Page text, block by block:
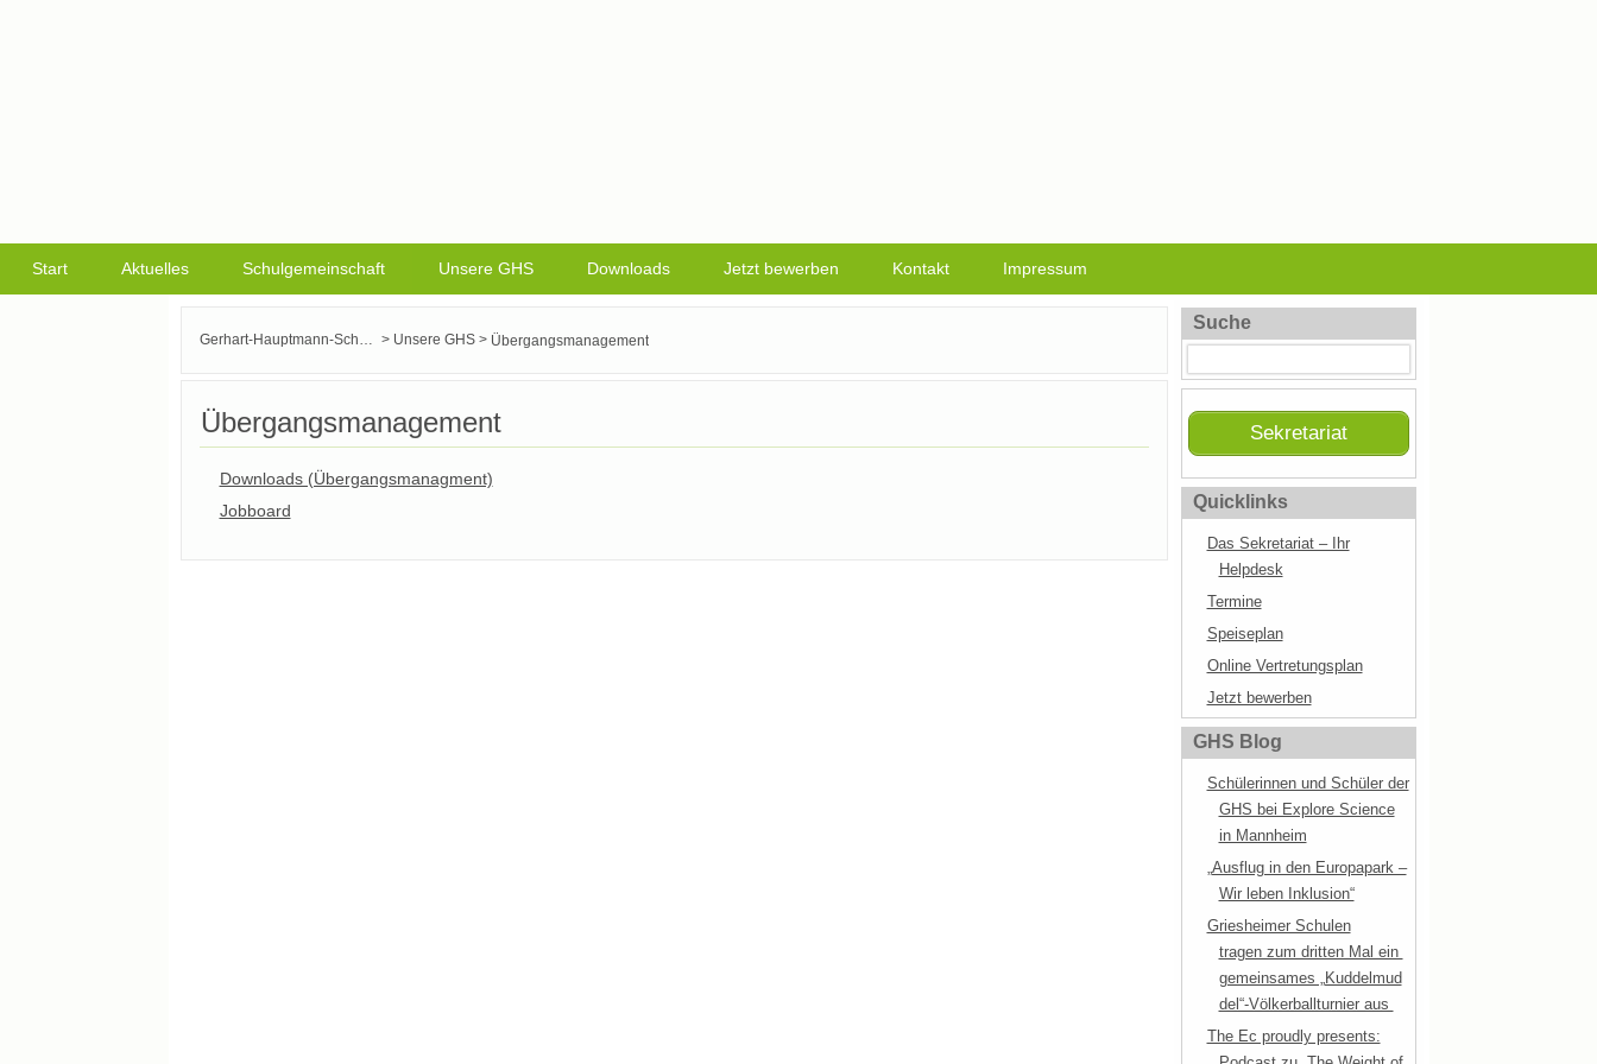
Start Aktuelles Schulgemeinschaft Unsere GHS Downloads Jetzt bewerben Kontakt Impressum
Gerhart-Hauptmann-Schule Griesheim > Unsere GHS> Übergangsmanagement
Übergangsmanagement
Downloads (Übergangsmanagment)
Jobboard
Suche
Sekretariat
Quicklinks
Das Sekretariat – Ihr
Helpdesk
Termine
Speiseplan
Online Vertretungsplan
Jetzt bewerben
GHS Blog
Schülerinnen und Schüler der
GHS bei Explore Science
in Mannheim
„Ausflug in den Europapark –
Wir leben Inklusion“
Griesheimer Schulen
tragen zum dritten Mal ein
gemeinsames „Kuddelmud
del“-Völkerballturnier aus
The Ec proudly presents: